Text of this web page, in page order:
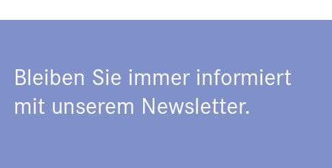
Bleiben Sie immer informiert
mit unserem Newsletter.